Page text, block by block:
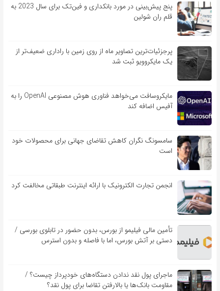
پنج پیش‌بینی در مورد بانکداری و فین‌تک برای سال 2023 به
قلم ران شولین
پرجزئیات‌ترین تصاویر ماه از روی زمین با راداری ضعیف‌تر از
یک مایکروویو ثبت شد
مایکروسافت می‌خواهد فناوری هوش مصنوعی OpenAI را به
آفیس اضافه کند
سامسونگ نگران کاهش تقاضای جهانی برای محصولات خود
است
انجمن تجارت الکترونیک با ارائه اینترنت طبقاتی مخالفت کرد
تأمین مالی فیلیمو از بورس، بدون حضور در تابلوی بورسی /
دستی بر آتش بورس، اما با فاصله و بدون استرس
ماجرای پول نقد ندادن دستگاه‌های خودپرداز چیست؟ /
مقاومت بانک‌ها یا بالارفتن تقاضا برای پول نقد؟